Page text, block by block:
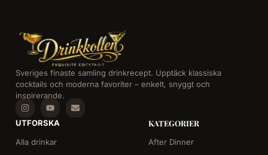
Sveriges finaste samling drinkrecept. Upptäck klassiska
cocktails och moderna favoriter – enkelt, snyggt och
inspirerande.
UTFORSKA
Alla drinkar
KATEGORIER
After Dinner